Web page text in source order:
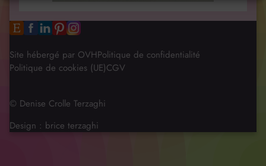
Site hébergé par OVHPolitique de confidentialité
Politique de cookies (UE)CGV
© Denise Crolle Terzaghi
Design : brice terzaghi